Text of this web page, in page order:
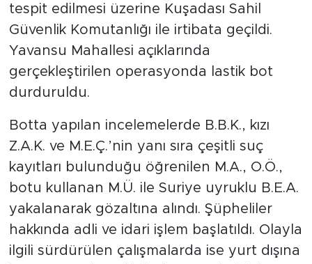
tespit edilmesi üzerine Kuşadası Sahil
Güvenlik Komutanlığı ile irtibata geçildi.
Yavansu Mahallesi açıklarında
gerçekleştirilen operasyonda lastik bot
durduruldu.
Botta yapılan incelemelerde B.B.K., kızı
Z.A.K. ve M.E.Ç.’nin yanı sıra çeşitli suç
kayıtları bulunduğu öğrenilen M.A., O.Ö.,
botu kullanan M.Ü. ile Suriye uyruklu B.E.A.
yakalanarak gözaltına alındı. Şüpheliler
hakkında adli ve idari işlem başlatıldı. Olayla
ilgili sürdürülen çalışmalarda ise yurt dışına